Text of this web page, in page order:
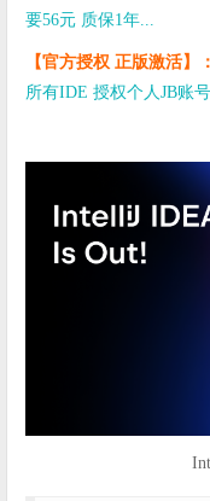
要56元 质保1年...
【官方授权 正版激活】：
所有IDE 授权个人JB账号